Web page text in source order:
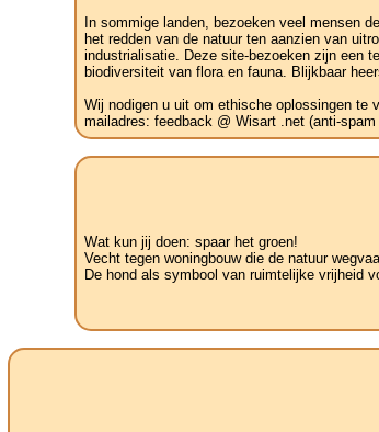
In sommige landen, bezoeken veel mensen
het redden van de natuur ten aanzien van
industrialisatie. Deze site-bezoeken zijn een
biodiversiteit van flora en fauna. Blijkbaar
Wij nodigen u uit om ethische oplossingen te
mailadres: feedback @ Wisart .net (anti-spam
Wat kun jij doen: spaar het groen!
Vecht tegen woningbouw die de natuur
De hond als symbool van ruimtelijke vrijheid